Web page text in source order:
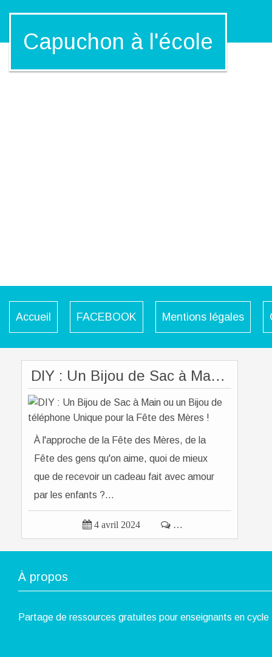
Capuchon à l'école
Accueil FACEBOOK Mentions légales
DIY : Un Bijou de Sac à Main ou un Bijou de téléphone Unique pour la Fête des Mères !
À l'approche de la Fête des Mères, de la
Fête des gens qu'on aime, quoi de mieux
que de recevoir un cadeau fait avec amour
par les enfants ?...
 4 avril 2024  …
À propos
Partage de ressources gratuites pour enseignants en